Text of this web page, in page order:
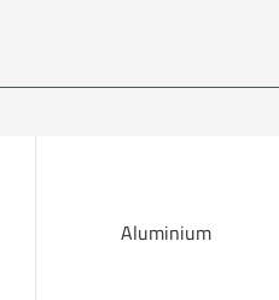
Aluminium